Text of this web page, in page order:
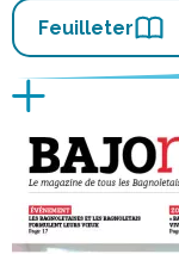
Feuilleter